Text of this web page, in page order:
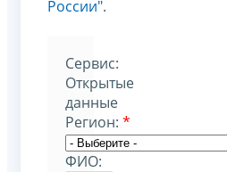
России".
Cервис:
Открытые
данные
Регион: *
ФИО: